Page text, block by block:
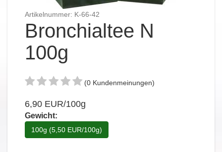
Artikelnummer: K-66-42
Bronchialtee N
100g
(0 Kundenmeinungen)
6,90 EUR/100g
Gewicht:
100g (5,50 EUR/100g)